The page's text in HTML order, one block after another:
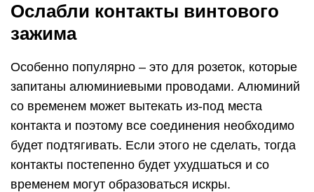
Ослабли контакты винтового
зажима
Особенно популярно – это для розеток, которые
запитаны алюминиевыми проводами. Алюминий
со временем может вытекать из-под места
контакта и поэтому все соединения необходимо
будет подтягивать. Если этого не сделать, тогда
контакты постепенно будет ухудшаться и со
временем могут образоваться искры.